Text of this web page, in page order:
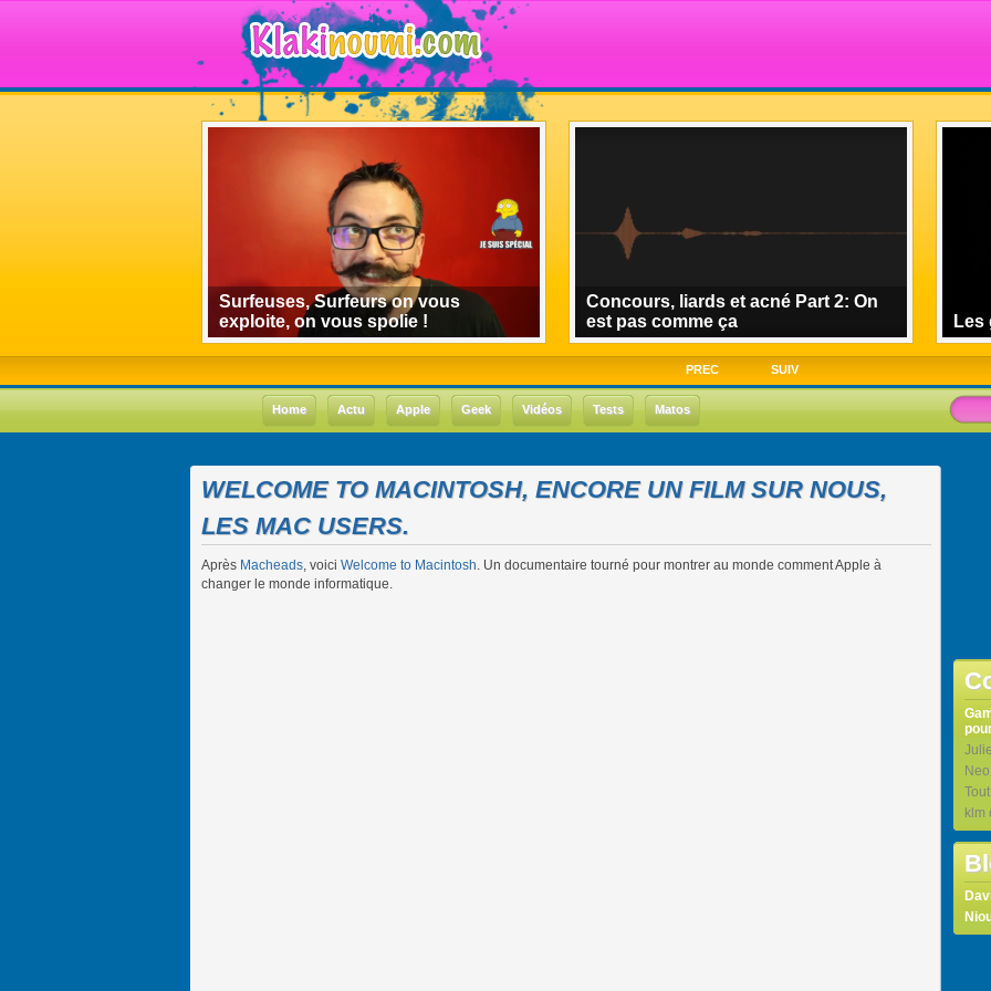
Surfeuses, Surfeurs on vous
exploite, on vous spolie !
Concours, liards et acné Part 2: On
est pas comme ça
Les
PREC SUIV
Home Actu Apple Geek Vidéos Tests Matos
WELCOME TO MACINTOSH, ENCORE UN FILM SUR NOUS,
LES MAC USERS.
Après Macheads, voici Welcome to Macintosh. Un documentaire tourné pour montrer au monde comment Apple à
changer le monde informatique.
Neo
klm